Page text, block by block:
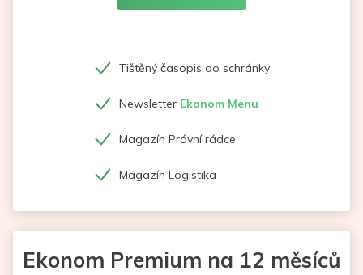
Tištěný časopis do schránky
Newsletter Ekonom Menu
Magazín Právní rádce
Magazín Logistika
Ekonom Premium na 12 měsíců